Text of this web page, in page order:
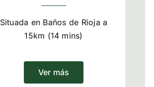
Situada en Baños de Rioja a
15km (14 mins)
Ver más